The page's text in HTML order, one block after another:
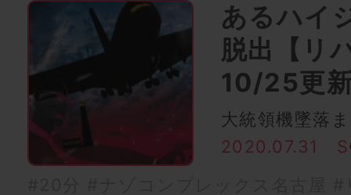
あるハイ
脱出【リ
10/25更
大統領機墜落
2020.07.31